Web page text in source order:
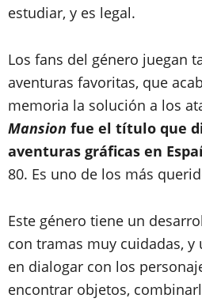
estudiar, y es legal.
Los fans del género juegan
aventuras favoritas, que
memoria la solución a los
Mansion fue el título que
aventuras gráficas en
80. Es uno de los más
Este género tiene un
con tramas muy cuidadas,
en dialogar con los
encontrar objetos,